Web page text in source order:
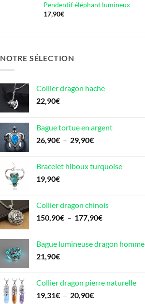
Pendentif éléphant lumineux
17,90€
NOTRE SÉLECTION
Collier dragon hache
22,90€
Bague tortue en argent
26,90€ – 29,90€Plage
26,90€
Bracelet hiboux turquoise
19,90€
Collier dragon chinois
150,90€ – 177,90€Plage
150,90€
Bague lumineuse dragon homme
21,90€
Collier dragon pierre naturelle
19,31€ – 20,90€Plage